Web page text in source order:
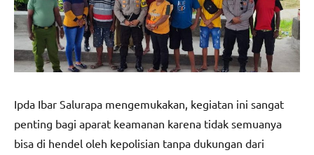
Ipda Ibar Salurapa mengemukakan, kegiatan ini sangat
penting bagi aparat keamanan karena tidak semuanya
bisa di hendel oleh kepolisian tanpa dukungan dari